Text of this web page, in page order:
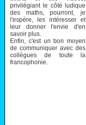
privilégiant le côté ludique
des maths, pourront, je
l'espère, les intéresser et
leur donner l'envie d'en
savoir plus.
Enfin, c'est un bon moyen
de communiquer avec des
collègues de toute la
francophonie.